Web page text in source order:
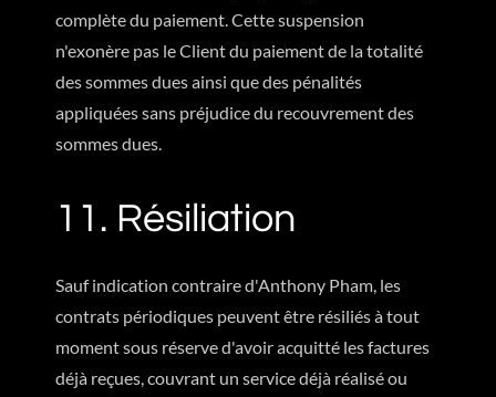
complète du paiement. Cette suspension
n'exonère pas le Client du paiement de la totalité
des sommes dues ainsi que des pénalités
appliquées sans préjudice du recouvrement des
sommes dues.
11. Résiliation
Sauf indication contraire d'Anthony Pham, les
contrats périodiques peuvent être résiliés à tout
moment sous réserve d'avoir acquitté les factures
déjà reçues, couvrant un service déjà réalisé ou